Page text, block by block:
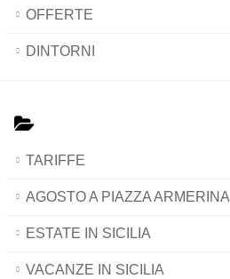
OFFERTE
DINTORNI
TARIFFE
AGOSTO A PIAZZA ARMERINA
ESTATE IN SICILIA
VACANZE IN SICILIA